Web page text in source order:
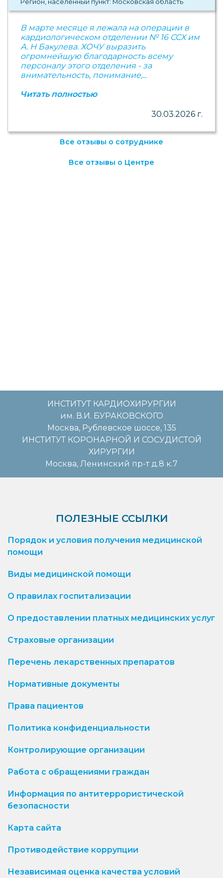
Регион, населенный пункт: Московская область
В марте месяце я лежала на операции в
кардиологическом отделении № 16 ССХ им
А. Н Бакулева. ХОЧУ выразить
огромнейшую благодарность всему
персоналу этого отделения - за
внимательность, понимание,...
Читать полностью
30.03.2026 г.
Все отзывы о сотруднике
Все отзывы о Центре
ИНСТИТУТ КАРДИОХИРУРГИИ
им. В.И. БУРАКОВСКОГО
Москва, Рублевское шоссе, 135
ИНСТИТУТ КОРОНАРНОЙ И СОСУДИСТОЙ
ХИРУРГИИ
Москва, Ленинский пр-т д.8 к.7
ПОЛЕЗНЫЕ ССЫЛКИ
Порядок и условия получения медицинской
помощи
Виды медицинской помощи
О правилах госпитализации
О предоставлении платных медицинских услуг
Страховые организации
Перечень лекарственных препаратов
Нормативные документы
Права пациентов
Политика конфиденциальности
Контролирующие организации
Работа с обращениями граждан
Информация по антитеррористической
безопасности
Карта сайта
Противодействие коррупции
Независимая оценка качества условий